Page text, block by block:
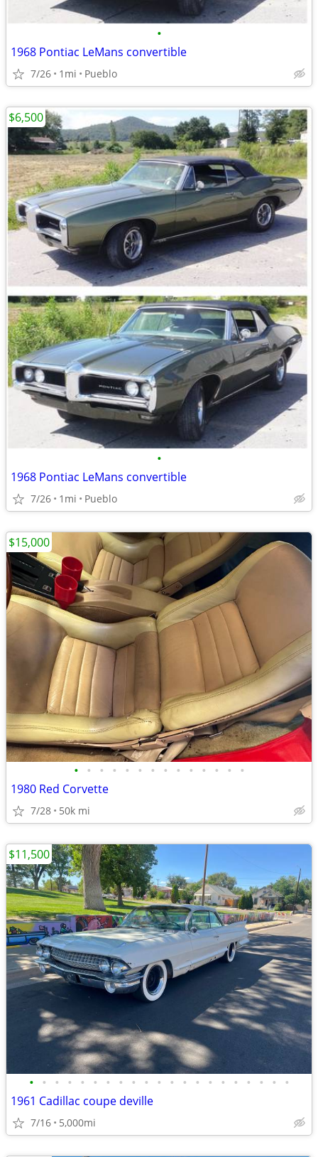
•
1968 Pontiac LeMans convertible
7/26 1mi Pueblo
•
1968 Pontiac LeMans convertible
7/26 1mi Pueblo
$6,500
• • • • • • • • • • • • • •
1980 Red Corvette
7/28 50k mi
$15,000
• • • • • • • • • • • • • • • • • • • • •
1961 Cadillac coupe deville
7/16 5,000mi
$11,500